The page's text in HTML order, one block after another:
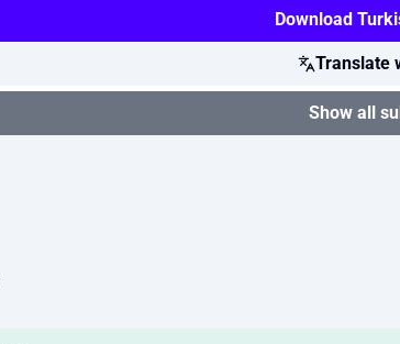
Download
Translate
Show all